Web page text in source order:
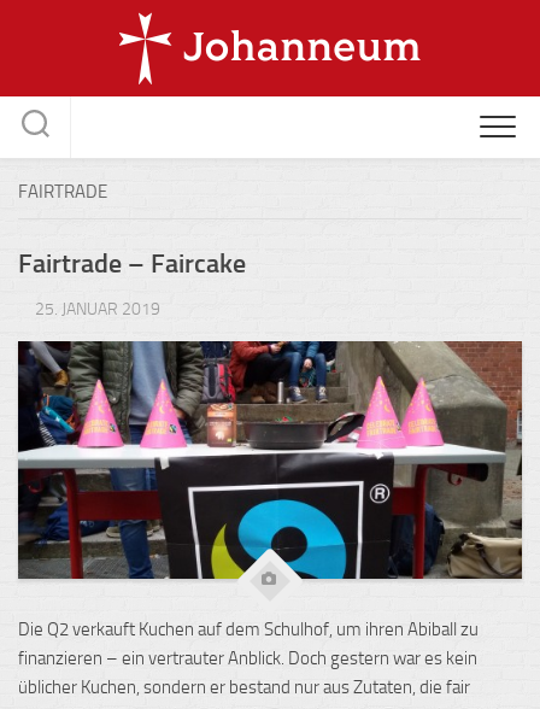
FAIRTRADE
Fairtrade – Faircake
25. JANUAR 2019
Die Q2 verkauft Kuchen auf dem Schulhof, um ihren Abiball zu
finanzieren – ein vertrauter Anblick. Doch gestern war es kein
üblicher Kuchen, sondern er bestand nur aus Zutaten, die fair